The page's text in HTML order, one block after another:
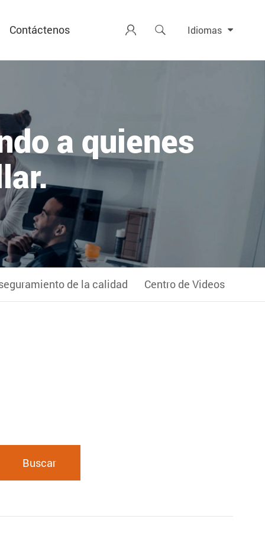
Contáctenos   Idiomas
a quienes
de la calidad Centro de Videos
Buscar